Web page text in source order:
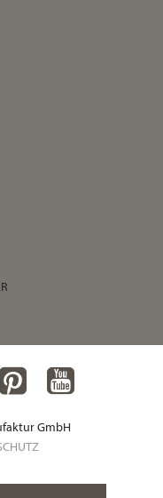
GmbH